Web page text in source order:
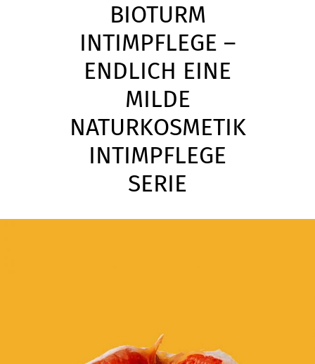
BIOTURM
INTIMPFLEGE –
ENDLICH EINE
MILDE
NATURKOSMETIK
INTIMPFLEGE
SERIE